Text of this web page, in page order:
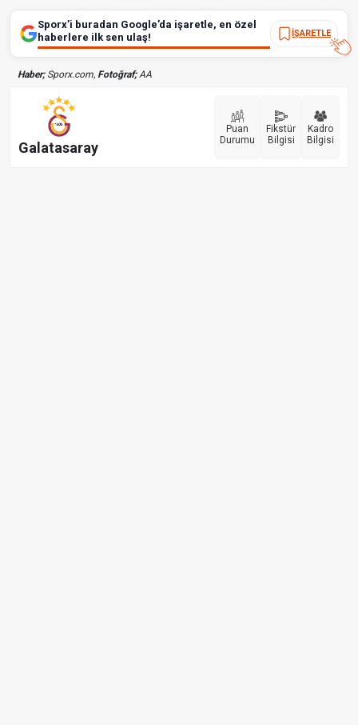
Sporx’i buradan Google’da işaretle, en özel
haberlere ilk sen ulaş!
İŞARETLE
Haber;Sporx.com, Fotoğraf;AA
Galatasaray
Puan
Durumu
Fikstür
Bilgisi
Kadro
Bilgisi